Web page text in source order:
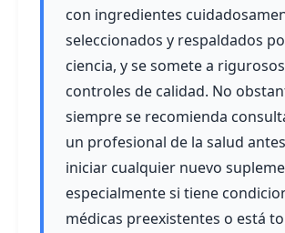
con ingredientes
seleccionados y respaldados
ciencia, y se somete a rigurosos
controles de calidad. No
siempre se recomienda
un profesional de la salud
iniciar cualquier nuevo
especialmente si tiene
médicas preexistentes o está